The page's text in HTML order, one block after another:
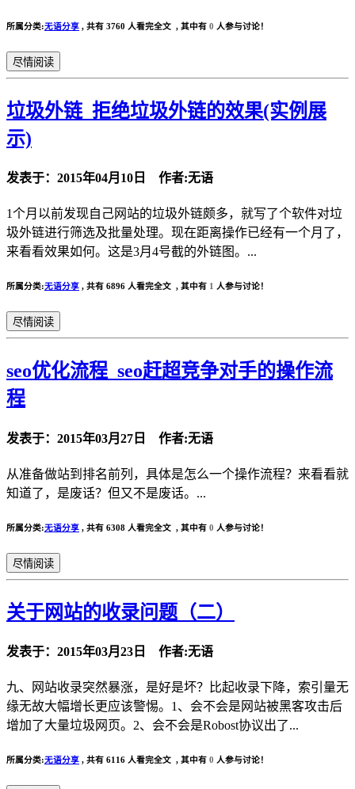
所属分类:无语分享 , 共有 3760 人看完全文 , 其中有 0 人参与讨论！
尽情阅读
垃圾外链_拒绝垃圾外链的效果(实例展
示)
发表于：2015年04月10日 作者:无语
1个月以前发现自己网站的垃圾外链颇多，就写了个软件对垃
圾外链进行筛选及批量处理。现在距离操作已经有一个月了，
来看看效果如何。这是3月4号截的外链图。...
所属分类:无语分享 , 共有 6896 人看完全文 , 其中有 1 人参与讨论！
尽情阅读
seo优化流程_seo赶超竞争对手的操作流
程
发表于：2015年03月27日 作者:无语
从准备做站到排名前列，具体是怎么一个操作流程？来看看就
知道了，是废话？但又不是废话。...
所属分类:无语分享 , 共有 6308 人看完全文 , 其中有 0 人参与讨论！
尽情阅读
关于网站的收录问题（二）
发表于：2015年03月23日 作者:无语
九、网站收录突然暴涨，是好是坏？比起收录下降，索引量无
缘无故大幅增长更应该警惕。1、会不会是网站被黑客攻击后
增加了大量垃圾网页。2、会不会是Robost协议出了...
所属分类:无语分享 , 共有 6116 人看完全文 , 其中有 0 人参与讨论！